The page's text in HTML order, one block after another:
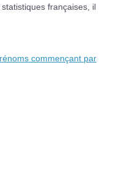
françaises, il
commençant par